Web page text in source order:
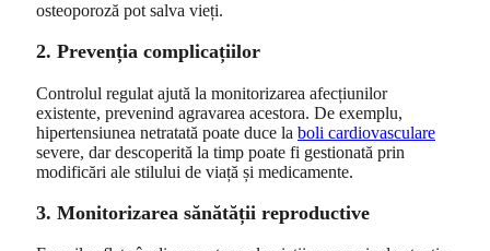
osteoporoză pot salva vieți.
2. Prevenția complicațiilor
Controlul regulat ajută la monitorizarea afecțiunilor
existente, prevenind agravarea acestora. De exemplu,
hipertensiunea netratată poate duce la boli cardiovasculare
severe, dar descoperită la timp poate fi gestionată prin
modificări ale stilului de viață și medicamente.
3. Monitorizarea sănătății reproductive